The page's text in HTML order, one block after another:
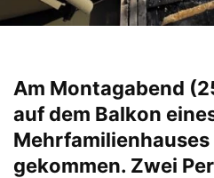
Am Montagabend
auf dem Balkon
Mehrfamilienhauses
gekommen. Zwei